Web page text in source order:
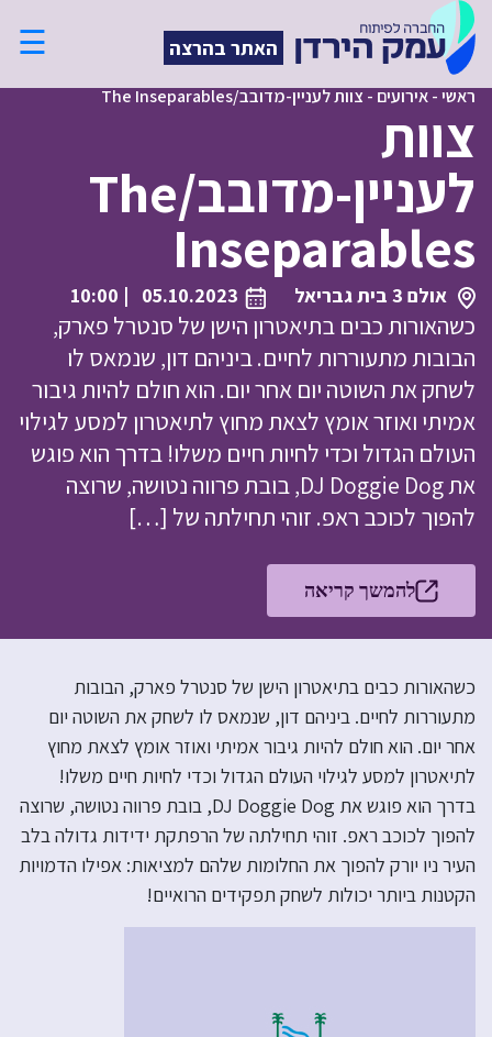
האתר בהרצה ☰
ראשי-אירועים - צוות לעניין-מדובב/The Inseparables
צוות
לעניין-מדובב/The
Inseparables
אולם 3 בית גבריאל 05.10.2023
| 10:00
כשהאורות כבים בתיאטרון הישן של סנטרל פארק,
הבובות מתעוררות לחיים. ביניהם דון, שנמאס לו
לשחק את השוטה יום אחר יום. הוא חולם להיות גיבור
אמיתי ואוזר אומץ לצאת מחוץ לתיאטרון למסע לגילוי
העולם הגדול וכדי לחיות חיים משלו! בדרך הוא פוגש
את DJ Doggie Dog, בובת פרווה נטושה, שרוצה
להפוך לכוכב ראפ. זוהי תחילתה של […]
להמשך קריאה
כשהאורות כבים בתיאטרון הישן של סנטרל פארק, הבובות
מתעוררות לחיים. ביניהם דון, שנמאס לו לשחק את השוטה יום
אחר יום. הוא חולם להיות גיבור אמיתי ואוזר אומץ לצאת מחוץ
לתיאטרון למסע לגילוי העולם הגדול וכדי לחיות חיים משלו!
בדרך הוא פוגש את DJ Doggie Dog, בובת פרווה נטושה, שרוצה
להפוך לכוכב ראפ. זוהי תחילתה של הרפתקת ידידות גדולה בלב
העיר ניו יורק להפוך את החלומות שלהם למציאות: אפילו הדמויות
הקטנות ביותר יכולות לשחק תפקידים הרואיים!